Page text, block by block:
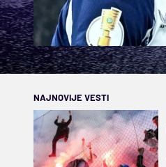
NAJNOVIJE VESTI